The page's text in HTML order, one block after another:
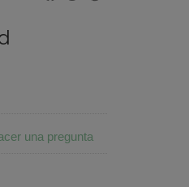
una pregunta